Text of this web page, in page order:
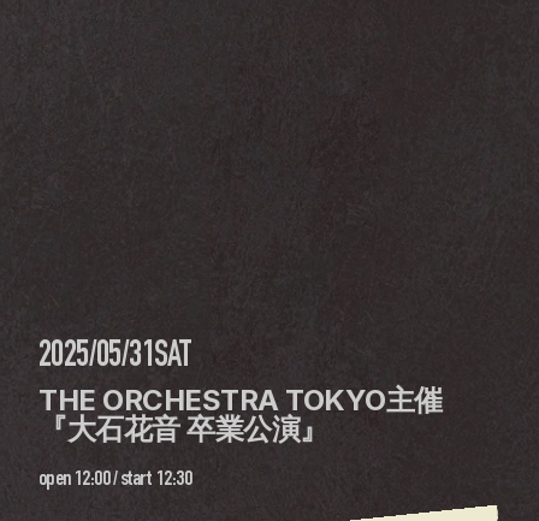
2025/05/31SAT
THE ORCHESTRA TOKYO主催
『大石花音 卒業公演』
open 12:00 / start 12:30